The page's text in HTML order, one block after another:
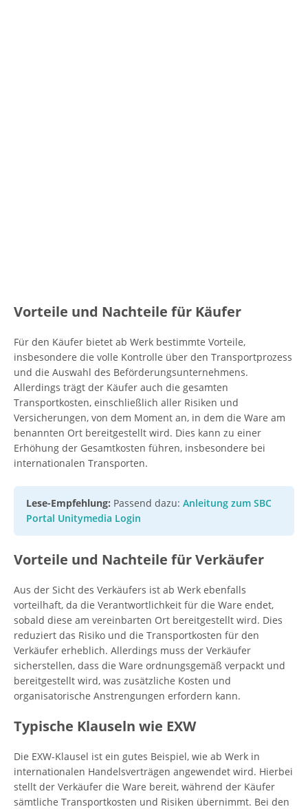
Vorteile und Nachteile für Käufer
Für den Käufer bietet ab Werk bestimmte Vorteile,
insbesondere die volle Kontrolle über den Transportprozess
und die Auswahl des Beförderungsunternehmens.
Allerdings trägt der Käufer auch die gesamten
Transportkosten, einschließlich aller Risiken und
Versicherungen, von dem Moment an, in dem die Ware am
benannten Ort bereitgestellt wird. Dies kann zu einer
Erhöhung der Gesamtkosten führen, insbesondere bei
internationalen Transporten.
Lese-Empfehlung: Passend dazu: Anleitung zum SBC
Portal Unitymedia Login
Vorteile und Nachteile für Verkäufer
Aus der Sicht des Verkäufers ist ab Werk ebenfalls
vorteilhaft, da die Verantwortlichkeit für die Ware endet,
sobald diese am vereinbarten Ort bereitgestellt wird. Dies
reduziert das Risiko und die Transportkosten für den
Verkäufer erheblich. Allerdings muss der Verkäufer
sicherstellen, dass die Ware ordnungsgemäß verpackt und
bereitgestellt wird, was zusätzliche Kosten und
organisatorische Anstrengungen erfordern kann.
Typische Klauseln wie EXW
Die EXW-Klausel ist ein gutes Beispiel, wie ab Werk in
internationalen Handelsverträgen angewendet wird. Hierbei
stellt der Verkäufer die Ware bereit, während der Käufer
sämtliche Transportkosten und Risiken übernimmt. Bei den